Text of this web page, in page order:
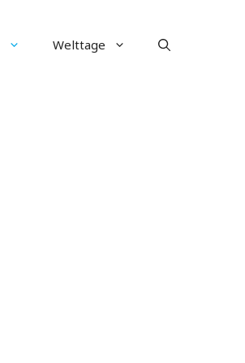
Welttage